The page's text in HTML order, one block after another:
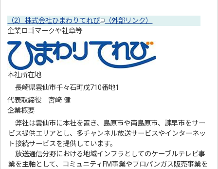
（2）株式会社ひまわりてれび
（外部リンク）
企業ロゴマークや社章等
本社所在地
長崎県雲仙市千々石町戊710番地1
代表取締役 宮﨑 健
企業概要
弊社は雲仙市に本社を置き、島原市や南島原市、諫早市をサー
ビス提供エリアとし、多チャンネル放送サービスやインターネッ
ト接続サービスを提供しています。
放送通信分野における地域インフラとしてのケーブルテレビ事
業を主軸として、コミュニティFM事業やプロパンガス販売事業を